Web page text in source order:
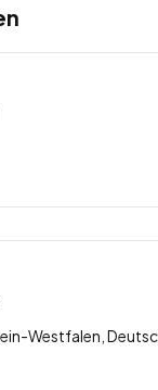
Westfalen,